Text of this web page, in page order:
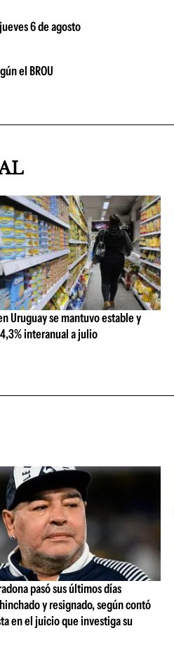
6 de agosto
el BROU
Uruguay se mantuvo estable y
interanual a julio
pasó sus últimos días
y resignado, según contó
en el juicio que investiga su